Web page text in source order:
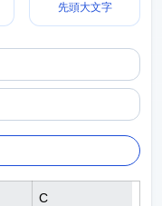
先頭大文字
C